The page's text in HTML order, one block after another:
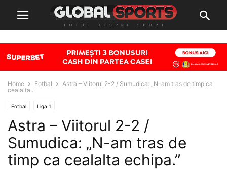
Home Fotbal
Astra – Viitorul 2-2 / Sumudica: „N-am tras de timp ca
cealalta...
Fotbal Liga 1
Astra – Viitorul 2-2 /
Sumudica: „N-am tras de
timp ca cealalta echipa.”